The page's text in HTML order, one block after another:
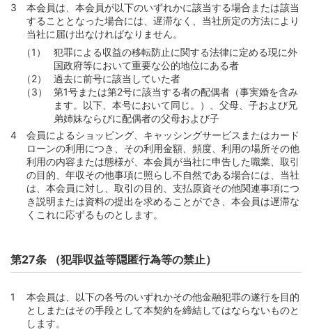
本会員は、本会員が以下のいずれかに該当する場合または該当
することとなった場合には、遅滞なく、当社所定の方法により
当社に届け出なければなりません。
犯罪による収益の移転防止に関する法律に定める現に外
国政府等において重要な公的地位にある者
過去に前号に該当していた者
第1号または第2号に該当する者の配偶者（事実婚を含み
ます。以下、本号において同じ。）、父母、子および兄
弟姉妹ならびに配偶者の父母および子
会員によるショッピング、キャッシングサービスまたはカード
ローンの利用につき、その利用金額、頻度、利用の場所その他
利用の内容または態様が、本会員が当社に申告した職業、取引
の目的、年収その他事項に照らし不自然である場合には、当社
は、本会員に対し、取引の目的、支払原資その他関連事項につ
き説明または資料の提出を求めることができ、本会員は遅滞な
くこれに応ずるものとします。
第27条 （犯罪収益等隠匿行為等の禁止）
本会員は、以下の各号のいずれかその他金融犯罪の遂行を目的
としまたはその手段として本契約を締結してはならないものと
します。